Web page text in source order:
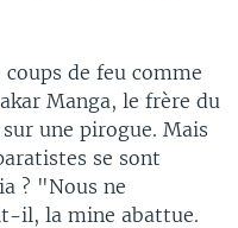
de feu comme
Manga, le frère du
une pirogue. Mais
se sont
? "Nous ne
il, la mine abattue.